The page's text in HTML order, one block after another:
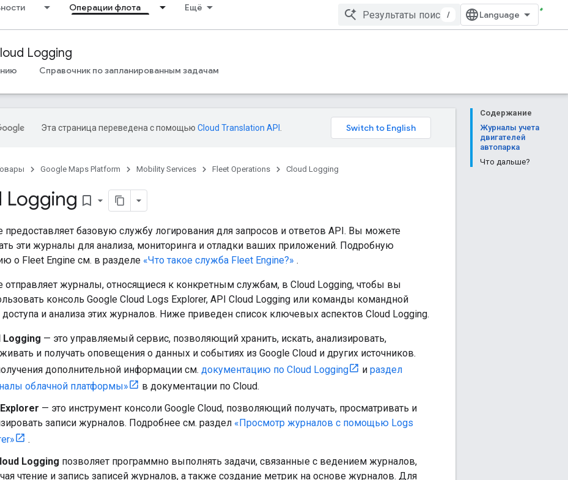
Операции флота Ещё
/
Logging
Справочник по запланированным задачам
Содержание
Журналы учета
двигателей
автопарка
Что дальше?
Эта страница переведена с помощью Cloud Translation API
Google Maps Platform Mobility Services Fleet Operations Cloud Logging
Logging bookmark_border
предоставляет базовую службу логирования для запросов и ответов API. Вы можете
эти журналы для анализа, мониторинга и отладки ваших приложений. Подробную
о Fleet Engine см. в разделе «Что такое служба Fleet Engine?» .
отправляет журналы, относящиеся к конкретным службам, в Cloud Logging, чтобы вы
консоль Google Cloud Logs Explorer, API Cloud Logging или команды командной
доступа и анализа этих журналов. Ниже приведен список ключевых аспектов Cloud Logging.
Logging — это управляемый сервис, позволяющий хранить, искать, анализировать,
и получать оповещения о данных и событиях из Google Cloud и других источников.
дополнительной информации см. документацию по Cloud Logging и раздел
облачной платформы»
в документации по Cloud.
— это инструмент консоли Google Cloud, позволяющий получать, просматривать и
записи журналов. Подробнее см. раздел «Просмотр журналов с помощью Logs
.
Logging позволяет программно выполнять задачи, связанные с ведением журналов,
чтение и запись записей журналов, а также создание метрик на основе журналов. Для